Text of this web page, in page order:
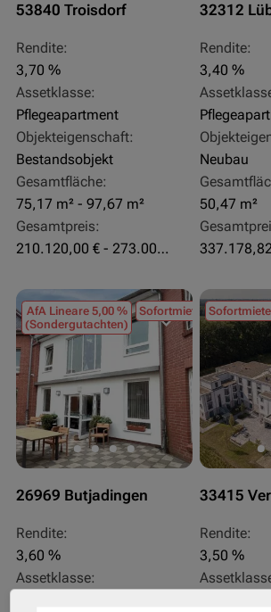
53840 Troisdorf
Rendite:
3,70 %
Assetklasse:
Pflegeapartment
Objekteigenschaft:
Bestandsobjekt
Gesamtfläche:
75,17 m² - 97,67 m²
Gesamtpreis:
210.120,00 € - 273.003,24 €
32312
Rendite:
3,40 %
Neubau
50,47 m²
AfA Lineare 5,00 %
(Sondergutachten)
Sofortmiete
26969 Butjadingen
Rendite:
3,60 %
Assetklasse:
Sofortmiete
33415
Rendite:
3,50 %